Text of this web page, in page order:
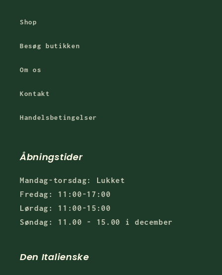
Shop
Besøg butikken
Om os
Kontakt
Handelsbetingelser
Åbningstider
Mandag-torsdag: Lukket
Fredag: 11:00-17:00
Lørdag: 11:00-15:00
Søndag: 11.00 - 15.00 i december
Den Italienske